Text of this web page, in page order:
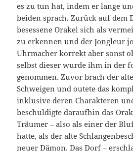
es zu tun hat, indem er lange
beiden sprach. Zurück auf dem
besessene Orakel sich als
zu erkennen und der Jongleur
Uhrmacher korrekt aber sonst
selbst dieser wurde ihm in der
genommen. Zuvor brach der
Schweigen und outete das
inklusive deren Charakteren
beschuldigte daraufhin das
Träumer – also als einer der
hatte, als der alte
neuer Dämon. Das Dorf –